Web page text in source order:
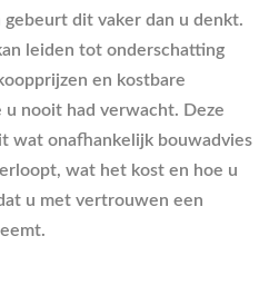
gebeurt dit vaker dan u denkt.
leiden tot onderschatting
en kostbare
nooit had verwacht. Deze
wat onafhankelijk bouwadvies
wat het kost en hoe u
u met vertrouwen een